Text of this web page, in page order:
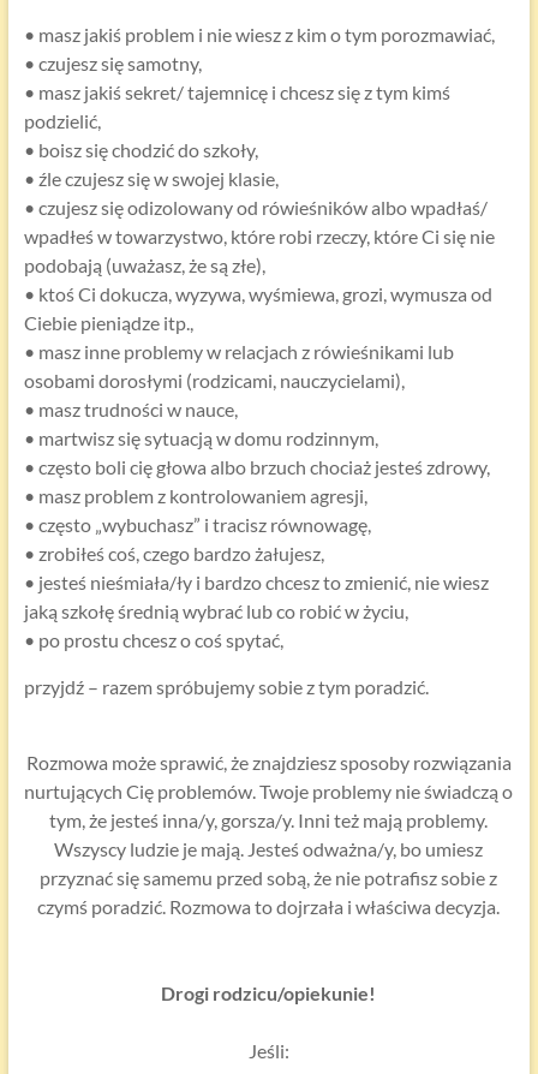
• masz jakiś problem i nie wiesz z kim o tym porozmawiać,
• czujesz się samotny,
• masz jakiś sekret/ tajemnicę i chcesz się z tym kimś
podzielić,
• boisz się chodzić do szkoły,
• źle czujesz się w swojej klasie,
• czujesz się odizolowany od rówieśników albo wpadłaś/
wpadłeś w towarzystwo, które robi rzeczy, które Ci się nie
podobają (uważasz, że są złe),
• ktoś Ci dokucza, wyzywa, wyśmiewa, grozi, wymusza od
Ciebie pieniądze itp.,
• masz inne problemy w relacjach z rówieśnikami lub
osobami dorosłymi (rodzicami, nauczycielami),
• masz trudności w nauce,
• martwisz się sytuacją w domu rodzinnym,
• często boli cię głowa albo brzuch chociaż jesteś zdrowy,
• masz problem z kontrolowaniem agresji,
• często „wybuchasz” i tracisz równowagę,
• zrobiłeś coś, czego bardzo żałujesz,
• jesteś nieśmiała/ły i bardzo chcesz to zmienić, nie wiesz
jaką szkołę średnią wybrać lub co robić w życiu,
• po prostu chcesz o coś spytać,
przyjdź – razem spróbujemy sobie z tym poradzić.
Rozmowa może sprawić, że znajdziesz sposoby rozwiązania
nurtujących Cię problemów. Twoje problemy nie świadczą o
tym, że jesteś inna/y, gorsza/y. Inni też mają problemy.
Wszyscy ludzie je mają. Jesteś odważna/y, bo umiesz
przyznać się samemu przed sobą, że nie potrafisz sobie z
czymś poradzić. Rozmowa to dojrzała i właściwa decyzja.
Drogi rodzicu/opiekunie!
Jeśli: